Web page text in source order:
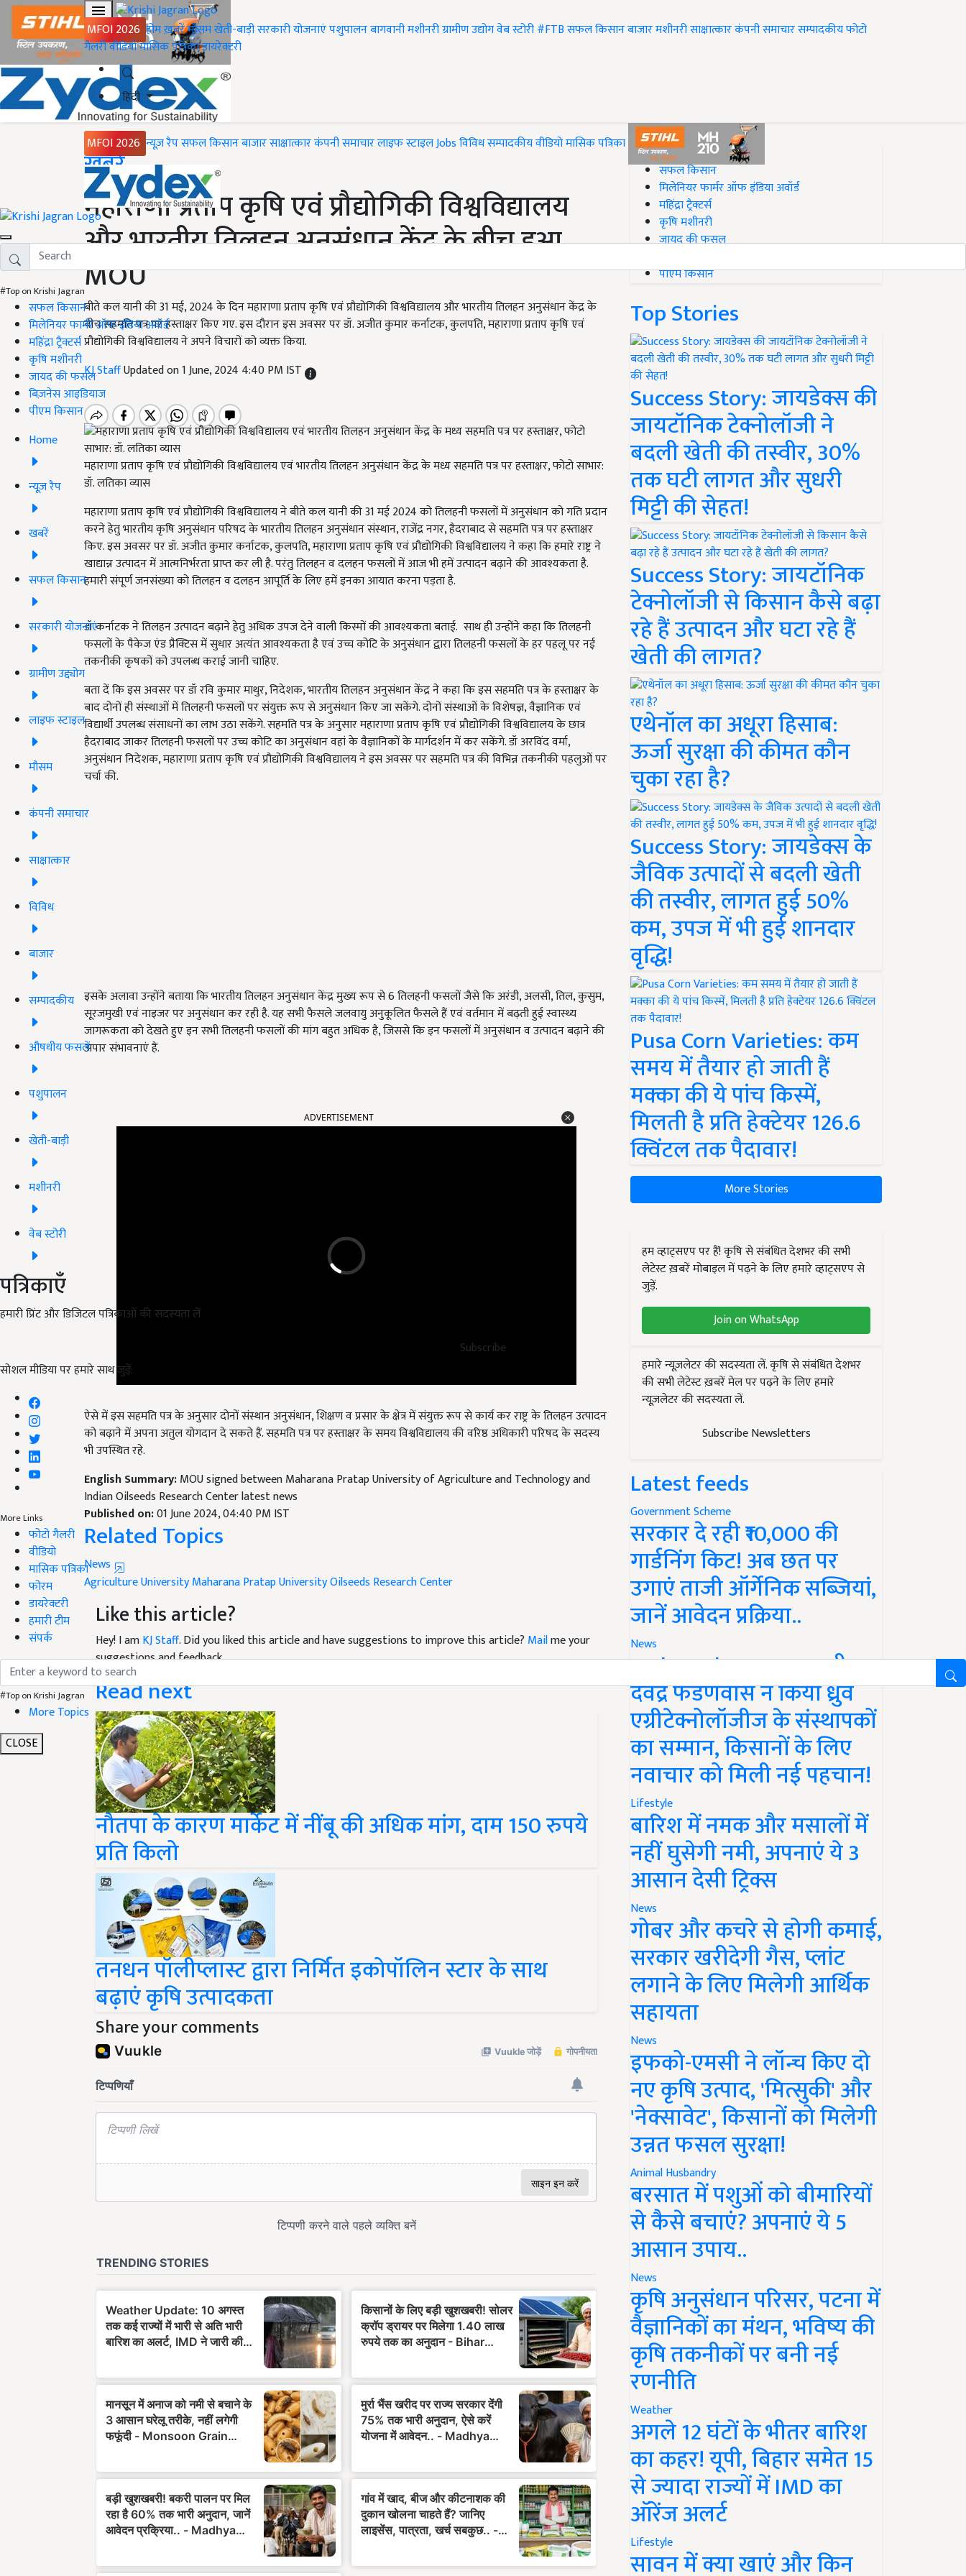
MFOI 2026 होमख़बरेंमौसमखेती-बाड़ीसरकारी योजनाएंपशुपालनबागवानीमशीनरीग्रामीण उद्योगवेब स्टोरी#FTBसफल किसानबाजारमशीनरीसाक्षात्कारकंपनी समाचारसम्पादकीयफोटो
गैलरीवीडियोमासिक पत्रिकाडायरेक्टरी
हिंदी
MFOI 2026 न्यूज़ रैपसफल किसानबाजारसाक्षात्कारकंपनी समाचारलाइफ स्टाइलJobsविविधसम्पादकीयवीडियोमासिक पत्रिका
#Top on Krishi Jagran
सफल किसान
मिलेनियर फार्मर ऑफ इंडिया अवॉर्ड
महिंद्रा ट्रैक्टर्स
कृषि मशीनरी
जायद की फसल
बिज़नेस आइडियाज
पीएम किसान
Home
न्यूज़ रैप
खबरें
सफल किसान
सरकारी योजनाएं
ग्रामीण उद्द्योग
लाइफ स्टाइल
मौसम
कंपनी समाचार
साक्षात्कार
विविध
बाजार
सम्पादकीय
औषधीय फसलें
पशुपालन
खेती-बाड़ी
मशीनरी
वेब स्टोरी
पत्रिकाएँ
हमारी प्रिंट और डिजिटल पत्रिकाओं की सदस्यता लें
Subscribe
सोशल मीडिया पर हमारे साथ जुड़ें:
More Links
फोटो गैलरी
वीडियो
मासिक पत्रिका
फोरम
डायरेक्टरी
हमारी टीम
संपर्क
#Top on Krishi Jagran
More Topics
CLOSE
Home
ख़बरें
महाराणा प्रताप कृषि एवं प्रौद्योगिकी विश्वविद्यालय
और भारतीय तिलहन अनुसंधान केंद्र के बीच हुआ
MOU
बीते कल यानी की 31 मई, 2024 के दिन महाराणा प्रताप कृषि एवं प्रौद्योगिकी विश्वविद्यालय और भारतीय तिलहन अनुसंधान केंद्र के
बीच सहमति पत्र पर हस्ताक्षर किए गए. इस दौरान इस अवसर पर डॉ. अजीत कुमार कर्नाटक, कुलपति, महाराणा प्रताप कृषि एवं
प्रौद्योगिकी विश्वविद्यालय ने अपने विचारों को व्यक्त किया.
KJ StaffUpdated on 1 June, 2024 4:40 PM IST
महाराणा प्रताप कृषि एवं प्रौद्योगिकी विश्वविद्यालय एवं भारतीय तिलहन अनुसंधान केंद्र के मध्य सहमति पत्र पर हस्ताक्षर, फोटो साभार:
डॉ. लतिका व्यास
महाराणा प्रताप कृषि एवं प्रौद्योगिकी विश्वविद्यालय ने बीते कल यानी की 31 मई 2024 को तिलहनी फसलों में अनुसंधान को गति प्रदान
करने हेतु भारतीय कृषि अनुसंधान परिषद के भारतीय तिलहन अनुसंधान संस्थान, राजेंद्र नगर, हैदराबाद से सहमति पत्र पर हस्ताक्षर
किए. इस अवसर पर डॉ. अजीत कुमार कर्नाटक, कुलपति, महाराणा प्रताप कृषि एवं प्रौद्योगिकी विश्वविद्यालय ने कहा कि हमारे राष्ट्र ने
खाद्यान्न उत्पादन में आत्मनिर्भरता प्राप्त कर ली है. परंतु तिलहन व दलहन फसलों में आज भी हमें उत्पादन बढ़ाने की आवश्यकता है.
हमारी संपूर्ण जनसंख्या को तिलहन व दलहन आपूर्ति के लिए हमें इनका आयात करना पड़ता है.
डॉ कर्नाटक ने तिलहन उत्पादन बढ़ाने हेतु अधिक उपज देने वाली किस्मों की आवश्यकता बताई. साथ ही उन्होंने कहा कि तिलहनी
फसलों के पैकेज एंड प्रैक्टिस में सुधार अत्यंत आवश्यकता है एवं उच्च कोटि के अनुसंधान द्वारा तिलहनी फसलों के हर पहलू पर नई
तकनीकी कृषकों को उपलब्ध कराई जानी चाहिए.
बता दें कि इस अवसर पर डॉ रवि कुमार माथुर, निदेशक, भारतीय तिलहन अनुसंधान केंद्र ने कहा कि इस सहमति पत्र के हस्ताक्षर के
बाद दोनों ही संस्थाओं में तिलहनी फसलों पर संयुक्त रूप से अनुसंधान किए जा सकेंगे. दोनों संस्थाओं के विशेषज्ञ, वैज्ञानिक एवं
विद्यार्थी उपलब्ध संसाधनों का लाभ उठा सकेंगे. सहमति पत्र के अनुसार महाराणा प्रताप कृषि एवं प्रौद्योगिकी विश्वविद्यालय के छात्र
हैदराबाद जाकर तिलहनी फसलों पर उच्च कोटि का अनुसंधान वहां के वैज्ञानिकों के मार्गदर्शन में कर सकेंगे. डॉ अरविंद वर्मा,
अनुसंधान निदेशक, महाराणा प्रताप कृषि एवं प्रौद्योगिकी विश्वविद्यालय ने इस अवसर पर सहमति पत्र की विभिन्न तकनीकी पहलुओं पर
चर्चा की.
इसके अलावा उन्होंने बताया कि भारतीय तिलहन अनुसंधान केंद्र मुख्य रूप से 6 तिलहनी फसलों जैसे कि अरंडी, अलसी, तिल, कुसुम,
सूरजमुखी एवं नाइजर पर अनुसंधान कर रही है. यह सभी फैसले जलवायु अनुकूलित फैसले हैं एवं वर्तमान में बढ़ती हुई स्वास्थ्य
जागरूकता को देखते हुए इन सभी तिलहनी फसलों की मांग बहुत अधिक है,जिससे कि इन फसलों में अनुसंधान व उत्पादन बढ़ाने की
अपार संभावनाएं हैं.
को बढ़ाने में अपना अतुल योगदान दे सकते हैं. सहमति पत्र पर हस्ताक्षर के समय विश्वविद्यालय की वरिष्ठ अधिकारी परिषद के सदस्य
भी उपस्थित रहे.
Indian Oilseeds Research Center latest news
Published on: 01 June 2024, 04:40 PM IST
Related Topics
News
Agriculture University
Like this article?
Hey! I amKJ Staff. Did you liked this article and have suggestions to improve this article?
suggestions and feedback.
Read next
नौतपा के कारण मार्केट में नींबू की अधिक मांग, दाम 150 रुपये
प्रति किलो
तनधन पॉलीप्लास्ट द्वारा निर्मित इकोपॉलिन स्टार के साथ
बढ़ाएं कृषि उत्पादकता
Share your comments
#Top on Krishi Jagran
सफल किसान
मिलेनियर फार्मर ऑफ इंडिया अवॉर्ड
महिंद्रा ट्रैक्टर्स
कृषि मशीनरी
जायद की फसल
पीएम किसान
Top Stories
Success Story: जायडेक्स की
जायटॉनिक टेक्नोलॉजी ने
बदली खेती की तस्वीर, 30%
तक घटी लागत और सुधरी
मिट्टी की सेहत!
Success Story: जायटॉनिक
टेक्नोलॉजी से किसान कैसे बढ़ा
रहे हैं उत्पादन और घटा रहे हैं
खेती की लागत?
एथेनॉल का अधूरा हिसाब:
ऊर्जा सुरक्षा की कीमत कौन
चुका रहा है?
Success Story: जायडेक्स के
जैविक उत्पादों से बदली खेती
की तस्वीर, लागत हुई 50%
कम, उपज में भी हुई शानदार
वृद्धि!
Pusa Corn Varieties: कम
समय में तैयार हो जाती हैं
मक्का की ये पांच किस्में,
मिलती है प्रति हेक्टेयर 126.6
क्विंटल तक पैदावार!
More Stories
हम व्हाट्सएप पर हैं! कृषि से संबंधित देशभर की सभी
लेटेस्ट ख़बरें मोबाइल में पढ़ने के लिए हमारे व्हाट्सएप से
जुड़ें.
Join on WhatsApp
हमारे न्यूज़लेटर की सदस्यता लें. कृषि से संबंधित देशभर
की सभी लेटेस्ट ख़बरें मेल पर पढ़ने के लिए हमारे
न्यूज़लेटर की सदस्यता लें.
Subscribe Newsletters
Latest feeds
Government Scheme
सरकार दे रही ₹10,000 की
गार्डनिंग किट! अब छत पर
उगाएं ताजी ऑर्गेनिक सब्जियां,
जानें आवेदन प्रक्रिया..
News
Maharashtra News: सीएम
देवेंद्र फडणवीस ने किया ध्रुव
एग्रीटेक्नोलॉजीज के संस्थापकों
का सम्मान, किसानों के लिए
नवाचार को मिली नई पहचान!
Lifestyle
बारिश में नमक और मसालों में
नहीं घुसेगी नमी, अपनाएं ये 3
आसान देसी ट्रिक्स
News
गोबर और कचरे से होगी कमाई,
सरकार खरीदेगी गैस, प्लांट
लगाने के लिए मिलेगी आर्थिक
सहायता
News
इफको-एमसी ने लॉन्च किए दो
नए कृषि उत्पाद, 'मित्सुकी' और
'नेक्सावेट', किसानों को मिलेगी
उन्नत फसल सुरक्षा!
Animal Husbandry
बरसात में पशुओं को बीमारियों
से कैसे बचाएं? अपनाएं ये 5
आसान उपाय..
News
कृषि अनुसंधान परिसर, पटना में
वैज्ञानिकों का मंथन, भविष्य की
कृषि तकनीकों पर बनी नई
रणनीति
Weather
अगले 12 घंटों के भीतर बारिश
का कहर! यूपी, बिहार समेत 15
से ज्यादा राज्यों में IMD का
ऑरेंज अलर्ट
Lifestyle
सावन में क्या खाएं और किन